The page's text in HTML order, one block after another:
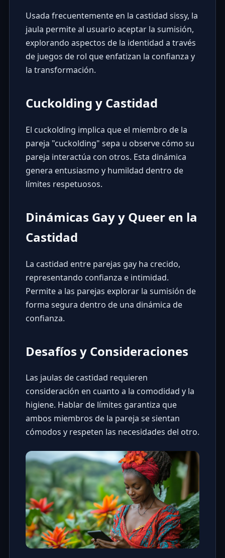
Usada frecuentemente en la castidad sissy, la
jaula permite al usuario aceptar la sumisión,
explorando aspectos de la identidad a través
de juegos de rol que enfatizan la confianza y
la transformación.
Cuckolding y Castidad
El cuckolding implica que el miembro de la
pareja "cuckolding" sepa u observe cómo su
pareja interactúa con otros. Esta dinámica
genera entusiasmo y humildad dentro de
límites respetuosos.
Dinámicas Gay y Queer en la
Castidad
La castidad entre parejas gay ha crecido,
representando confianza e intimidad.
Permite a las parejas explorar la sumisión de
forma segura dentro de una dinámica de
confianza.
Desafíos y Consideraciones
Las jaulas de castidad requieren
consideración en cuanto a la comodidad y la
higiene. Hablar de límites garantiza que
ambos miembros de la pareja se sientan
cómodos y respeten las necesidades del otro.